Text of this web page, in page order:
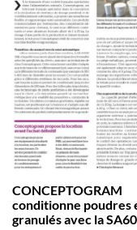
CONCEPTOGRAM
conditionne poudres
granulés avec la